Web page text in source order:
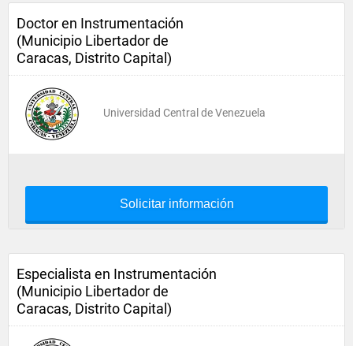
Doctor en Instrumentación
(Municipio Libertador de
Caracas, Distrito Capital)
Universidad Central de Venezuela
Solicitar información
Especialista en Instrumentación
(Municipio Libertador de
Caracas, Distrito Capital)